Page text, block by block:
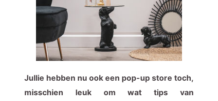
Jullie hebben nu ook een pop-up store toch,
misschien leuk om wat tips van